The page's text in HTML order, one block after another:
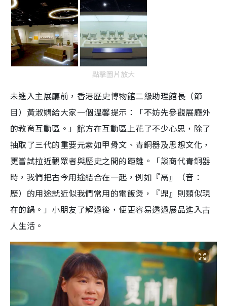
點擊圖片放大
未進入主展廳前，香港歷史博物館二級助理館長（節
目）黃淑嫻給大家一個溫馨提示：「不妨先參觀展廳外
的教育互動區。」館方在互動區上花了不少心思，除了
抽取了三代的重要元素如甲骨文、青銅器及思想文化，
更嘗試拉近觀眾者與歷史之間的距離。「談商代青銅器
時，我們把古今用途結合在一起，例如『鬲』（音：
歷）的用途就近似我們常用的電飯煲，『鼎』則類似現
在的鍋。」小朋友了解過後，便更容易透過展品進入古
人生活。